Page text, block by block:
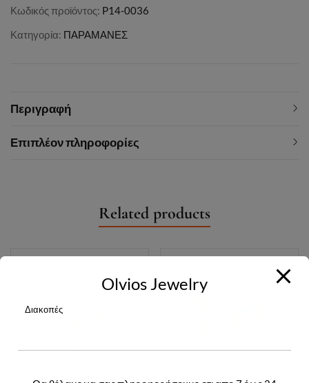
Κωδικός προϊόντος: P14-0036
Κατηγορία: ΠΑΡΑΜΑΝΕΣ
Περιγραφή
Επιπλέον πληροφορίες
Related products
Olvios Jewelry
Διακοπές